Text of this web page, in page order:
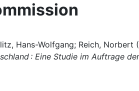
Hans-Wolfgang; Reich, Norbert
: Eine Studie im Auftrage